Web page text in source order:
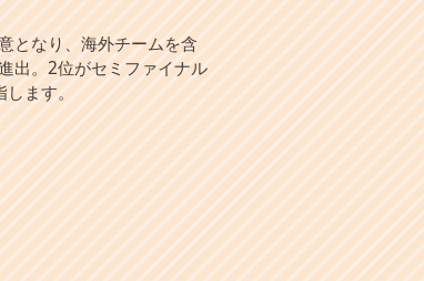
となり、海外チームを含
出。2位がセミファイナル
ます。